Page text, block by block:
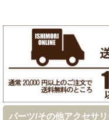
パーツ/その他アクセサ